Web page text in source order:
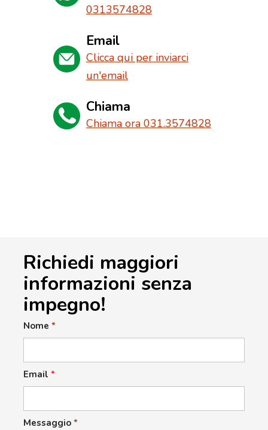
0313574828
Email
Clicca qui per inviarci
un'email
Chiama
Chiama ora 031.3574828
Richiedi maggiori
informazioni senza
impegno!
Nome *
Email *
Messaggio *